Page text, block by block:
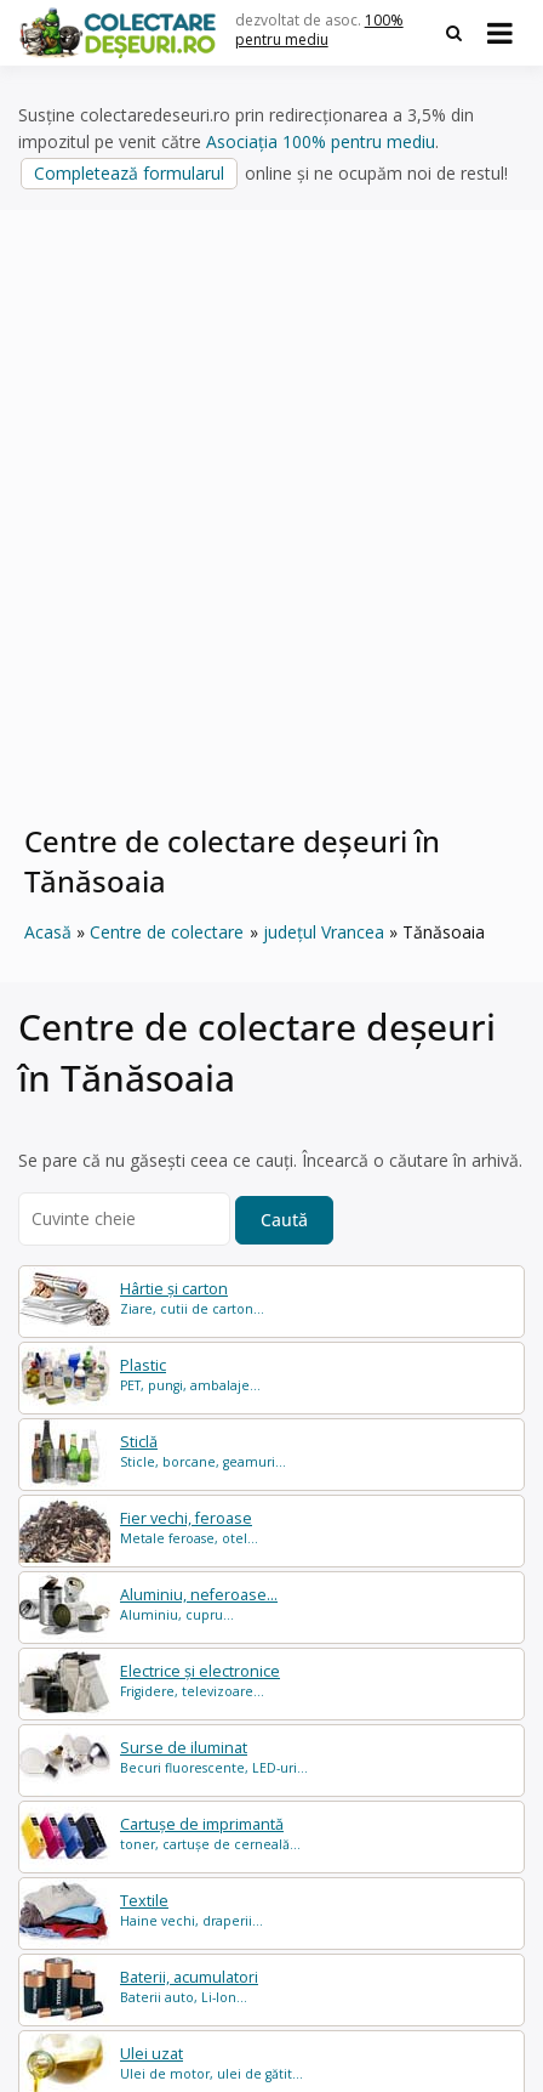
content
dezvoltat de asoc. 100%
pentru mediu
Susține colectaredeseuri.ro prin redirecționarea a 3,5% din
impozitul pe venit către Asociația 100% pentru mediu.
Completează formularul
online și ne ocupăm noi de restul!
Centre de colectare deșeuri în
Tănăsoaia
Acasă Centre de colectare județul Vrancea Tănăsoaia
Hârtie și carton
Ziare, cutii de carton...
Plastic
PET, pungi, ambalaje...
Sticlă
Sticle, borcane, geamuri...
Fier vechi, feroase
Metale feroase, otel...
Aluminiu, neferoase...
Aluminiu, cupru...
Electrice și electronice
Frigidere, televizoare...
Surse de iluminat
Becuri fluorescente, LED-uri...
Cartușe de imprimantă
toner, cartușe de cerneală...
Textile
Haine vechi, draperii...
Baterii, acumulatori
Baterii auto, Li-Ion...
Ulei uzat
Ulei de motor, ulei de gătit...
Centre de colectare deșeuri
în Tănăsoaia
Se pare că nu găsești ceea ce cauți. Încearcă o căutare în arhivă.
for: